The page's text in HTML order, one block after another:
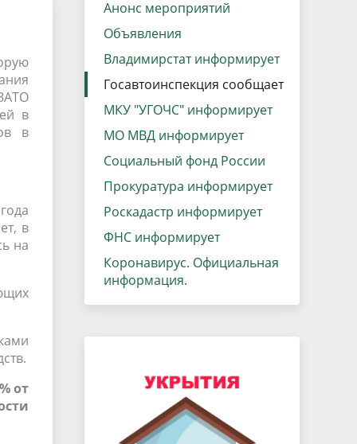
Городская среда
Региональный контроль
Поддержка малого и среднего
предпринимательства
в
в
в
на
от
Анонс мероприятий
Объявления
Владимирстат информирует
Госавтоинспекция сообщает
МКУ "УГОЧС" информирует
МО МВД информирует
Социальный фонд России
Прокуратура информирует
Роскадастр информирует
ФНС информирует
Коронавирус. Официальная
информация.